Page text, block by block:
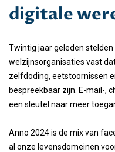
digitale
Twintig jaar geleden
welzijnsorganisaties vast
zelfdoding, eetstoornissen
bespreekbaar zijn. E-mail-,
een sleutel naar meer
Anno 2024 is de mix van
al onze levensdomeinen